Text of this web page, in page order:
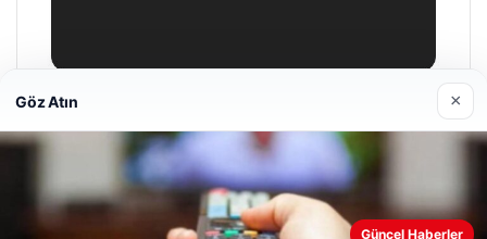
04/29/2026
Web sitemizi nasıl kullandığınızı daha iyi anlayabilmek,
Göz Atın ×
Güncel Haberler